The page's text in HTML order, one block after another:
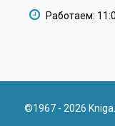
Работаем:
©1967 - 2026